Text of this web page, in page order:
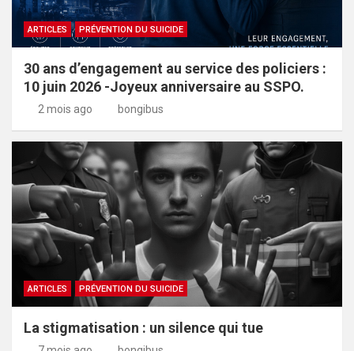
ARTICLES PRÉVENTION DU SUICIDE
30 ans d’engagement au service des policiers :
10 juin 2026 -Joyeux anniversaire au SSPO.
2 mois ago bongibus
ARTICLES PRÉVENTION DU SUICIDE
La stigmatisation : un silence qui tue